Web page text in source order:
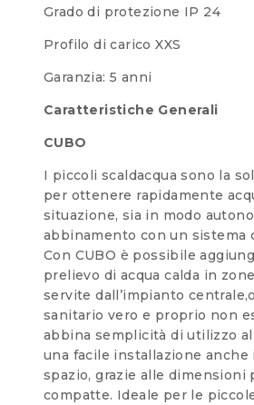
Grado di protezione IP 24
Profilo di carico XXS
Garanzia: 5 anni
Caratteristiche Generali
CUBO
I piccoli scaldacqua sono la
per ottenere rapidamente
situazione, sia in modo
abbinamento con un sistema
Con CUBO è possibile
prelievo di acqua calda in
servite dall’impianto
sanitario vero e proprio non
abbina semplicità di utilizzo
una facile installazione anche
spazio, grazie alle dimensioni
compatte. Ideale per le